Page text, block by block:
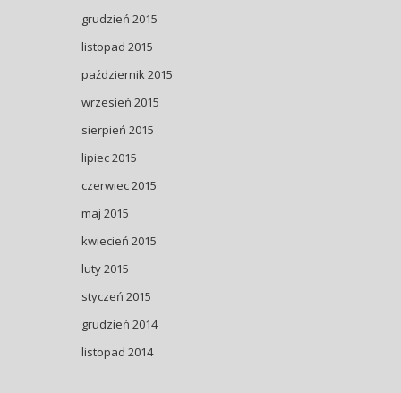
grudzień 2015
listopad 2015
październik 2015
wrzesień 2015
sierpień 2015
lipiec 2015
czerwiec 2015
maj 2015
kwiecień 2015
luty 2015
styczeń 2015
grudzień 2014
listopad 2014